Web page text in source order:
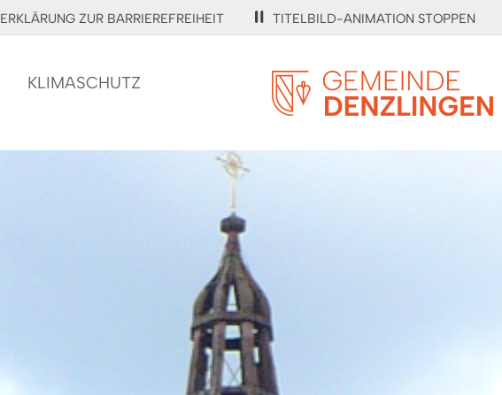
ERKLÄRUNG ZUR BARRIEREFREIHEIT TITELBILD-ANIMATION STOPPEN
KLIMASCHUTZ